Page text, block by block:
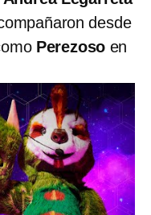
desde
Perezoso en